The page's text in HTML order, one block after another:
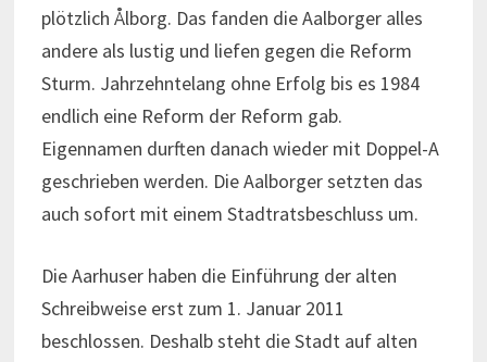
plötzlich Ålborg. Das fanden die Aalborger alles
andere als lustig und liefen gegen die Reform
Sturm. Jahrzehntelang ohne Erfolg bis es 1984
endlich eine Reform der Reform gab.
Eigennamen durften danach wieder mit Doppel-A
geschrieben werden. Die Aalborger setzten das
auch sofort mit einem Stadtratsbeschluss um.
Die Aarhuser haben die Einführung der alten
Schreibweise erst zum 1. Januar 2011
beschlossen. Deshalb steht die Stadt auf alten